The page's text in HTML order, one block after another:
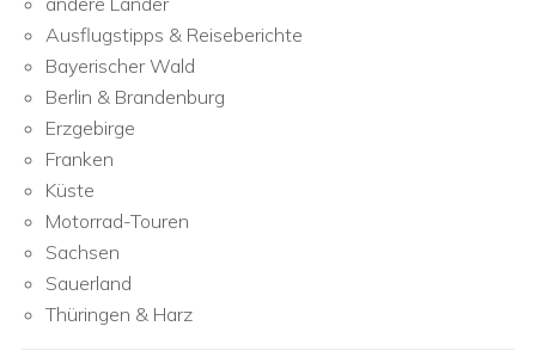
Ausflugstipps & Reiseberichte
Bayerischer Wald
Berlin & Brandenburg
Erzgebirge
Franken
Küste
Motorrad-Touren
Sachsen
Sauerland
Thüringen & Harz